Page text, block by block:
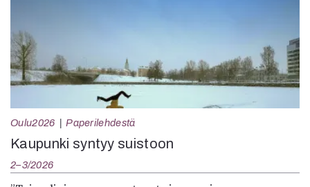
Oulu2026 Paperilehdestä
Kaupunki syntyy suistoon
2–3/2026